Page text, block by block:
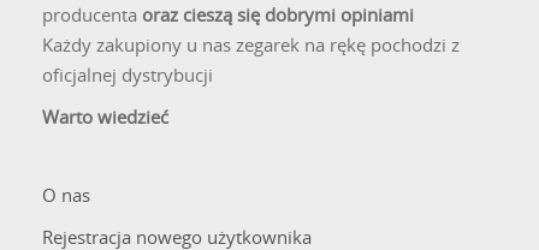
producenta oraz cieszą się dobrymi opiniami
Każdy zakupiony u nas zegarek na rękę pochodzi z
oficjalnej dystrybucji
Warto wiedzieć
O nas
Rejestracja nowego użytkownika